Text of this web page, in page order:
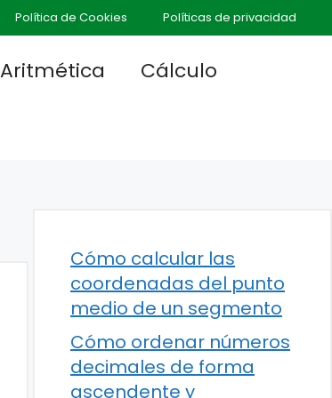
Política de Cookies Políticas de privacidad
Aritmética
Cálculo
Cómo calcular las
coordenadas del punto
medio de un segmento
Cómo ordenar números
decimales de forma
ascendente y